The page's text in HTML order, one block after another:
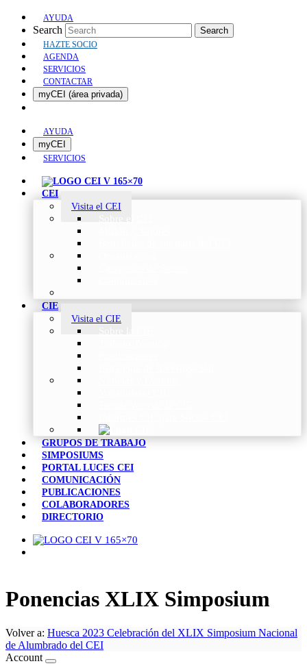
AYUDA
Search Search
HAZTE SOCIO
AGENDA
SERVICIOS
CONTACTAR
myCEI (área privada)
AYUDA
myCEI
SERVICIOS
CEI
Visita el CEI
CIE
Visita el CIE
GRUPOS DE TRABAJO
SIMPOSIUMS
PORTAL LUCES CEI
COMUNICACIÓN
PUBLICACIONES
COLABORADORES
DIRECTORIO
Ponencias XLIX Simposium
Volver a: Huesca 2023 Celebración del XLIX Simposium Nacional
de Alumbrado del CEI
Account